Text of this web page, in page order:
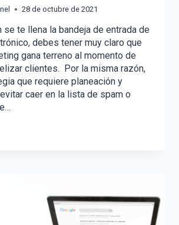
28 de octubre de 2021
se te llena la bandeja de entrada de
debes tener muy claro que
gana terreno al momento de
clientes. Por la misma razón,
que requiere planeación y
caer en la lista de spam o